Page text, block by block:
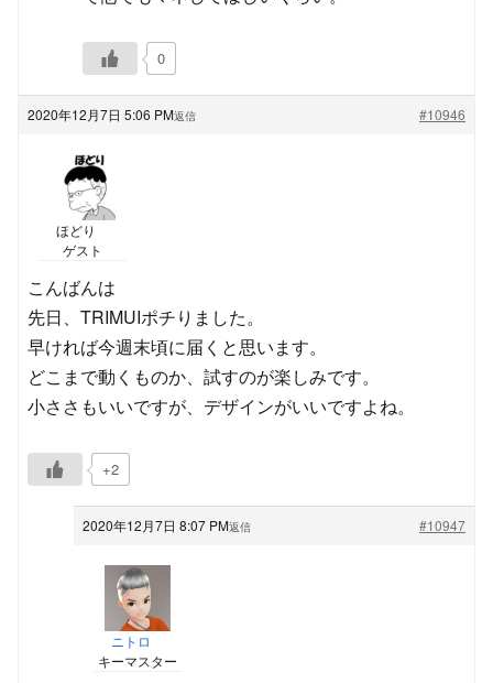
0
2020年12月7日 5:06 PM #10946
返信
ほどり
ゲスト
こんばんは
先日、TRIMUIポチりました。
早ければ今週末頃に届くと思います。
どこまで動くものか、試すのが楽しみです。
小ささもいいですが、デザインがいいですよね。
+2
2020年12月7日 8:07 PM #10947
返信
ニトロ
キーマスター